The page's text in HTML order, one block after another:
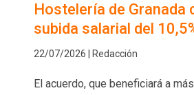
Hostelería de Granada
subida salarial del
22/07/2026 | Redacción
El acuerdo, que beneficiará a